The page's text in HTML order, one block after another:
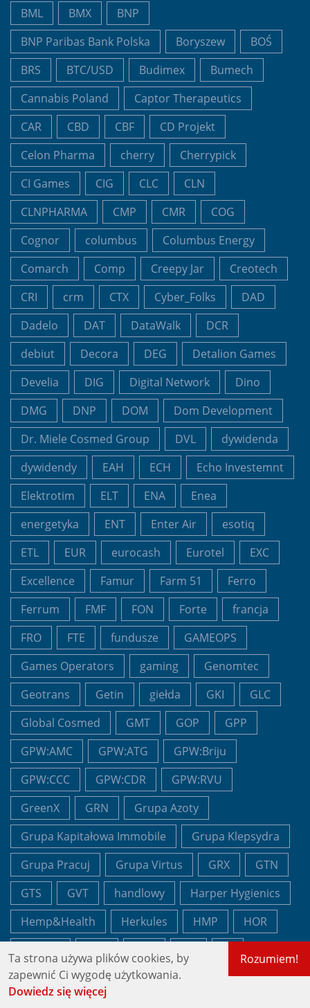
BML
BMX
BNP
BNP Paribas Bank Polska
Boryszew
BOŚ
BRS
BTC/USD Budimex
Bumech
Cannabis Poland
Captor Therapeutics
CAR
CBD CBF
CD Projekt
Celon Pharma
cherry
Cherrypick
CI Games
CIG CLC
CLN
CLNPHARMA
CMP CMR
COG
Cognor
columbus
Columbus Energy
Comarch
Comp Creepy Jar
Creotech
CRI
crm CTX Cyber_Folks
DAD
Dadelo
DAT DataWalk
DCR
debiut
Decora DEG
Detalion Games
Develia
DIG Digital Network
Dino
DMG
DNP DOM
Dom Development
Dr. Miele Cosmed Group
DVL
dywidenda
dywidendy
EAH ECH
Echo Investemnt
Elektrotim
ELT ENA
Enea
energetyka
ENT Enter Air
esotiq
ETL
EUR eurocash Eurotel
EXC
Excellence
Famur Farm 51
Ferro
Ferrum
FMF FON Forte
francja
FRO
FTE fundusze
GAMEOPS
Games Operators
gaming
Genomtec
Geotrans
Getin giełda GKI
GLC
Global Cosmed
GMT GOP
GPP
GPW:AMC
GPW:ATG
GPW:Briju
GPW:CCC
GPW:CDR
GPW:RVU
GreenX
GRN
Grupa Azoty
Grupa Kapitałowa Immobile
Grupa Klepsydra
Grupa Pracuj
Grupa Virtus GRX
GTN
GTS
GVT handlowy
Harper Hygienics
Hemp&Health
Herkules HMP
HOR
HRP HRS
IFIRMA
IKE IKZE
IMC Company
Rozumiem!
Ta strona używa plików cookies, by
zapewnić Ci wygodę użytkowania.
Dowiedz się więcej